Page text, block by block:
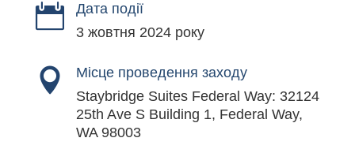

Дата події
3 жовтня 2024 року

Місце проведення заходу
Staybridge Suites Federal Way: 32124
25th Ave S Building 1, Federal Way,
WA 98003